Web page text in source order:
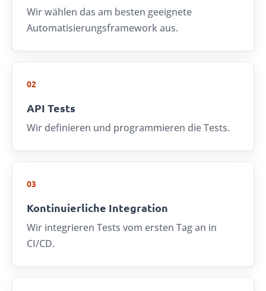
Wir wählen das am besten geeignete
Automatisierungsframework aus.
02
API Tests
Wir definieren und programmieren die Tests.
03
Kontinuierliche Integration
Wir integrieren Tests vom ersten Tag an in
CI/CD.